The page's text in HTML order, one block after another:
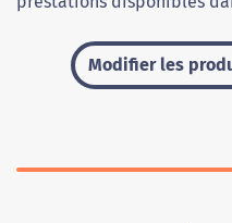
Modifier les